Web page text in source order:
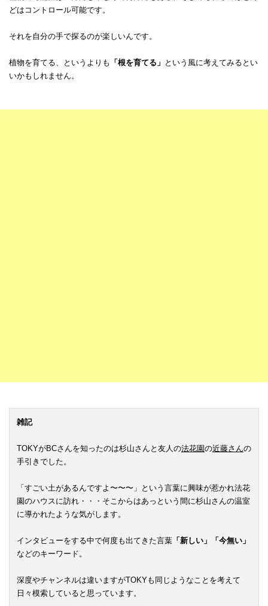
どはコントロール可能です。
それを自分の手で探るのが楽しいんです。
植物を育てる、というよりも 「根を育てる」 という風に考えてみるとい
いかもしれません。
雑記
TOKYがBCさんを知ったのは杉山さんと友人の法花園の近藤さんの
手引きでした。
「すごい土があるんですよ〜〜〜」という言葉に興味が惹かれ法花
園のハウスに訪れ・・・そこからはあっという間に杉山さんの温室
に導かれたような気がします。
インタビューをする中で何度も出てきた言葉 「新しい」「今無い」
などのキーワード。
深度やチャンネルは違いますがTOKYも同じようなことを考えて
日々模索していると思っています。